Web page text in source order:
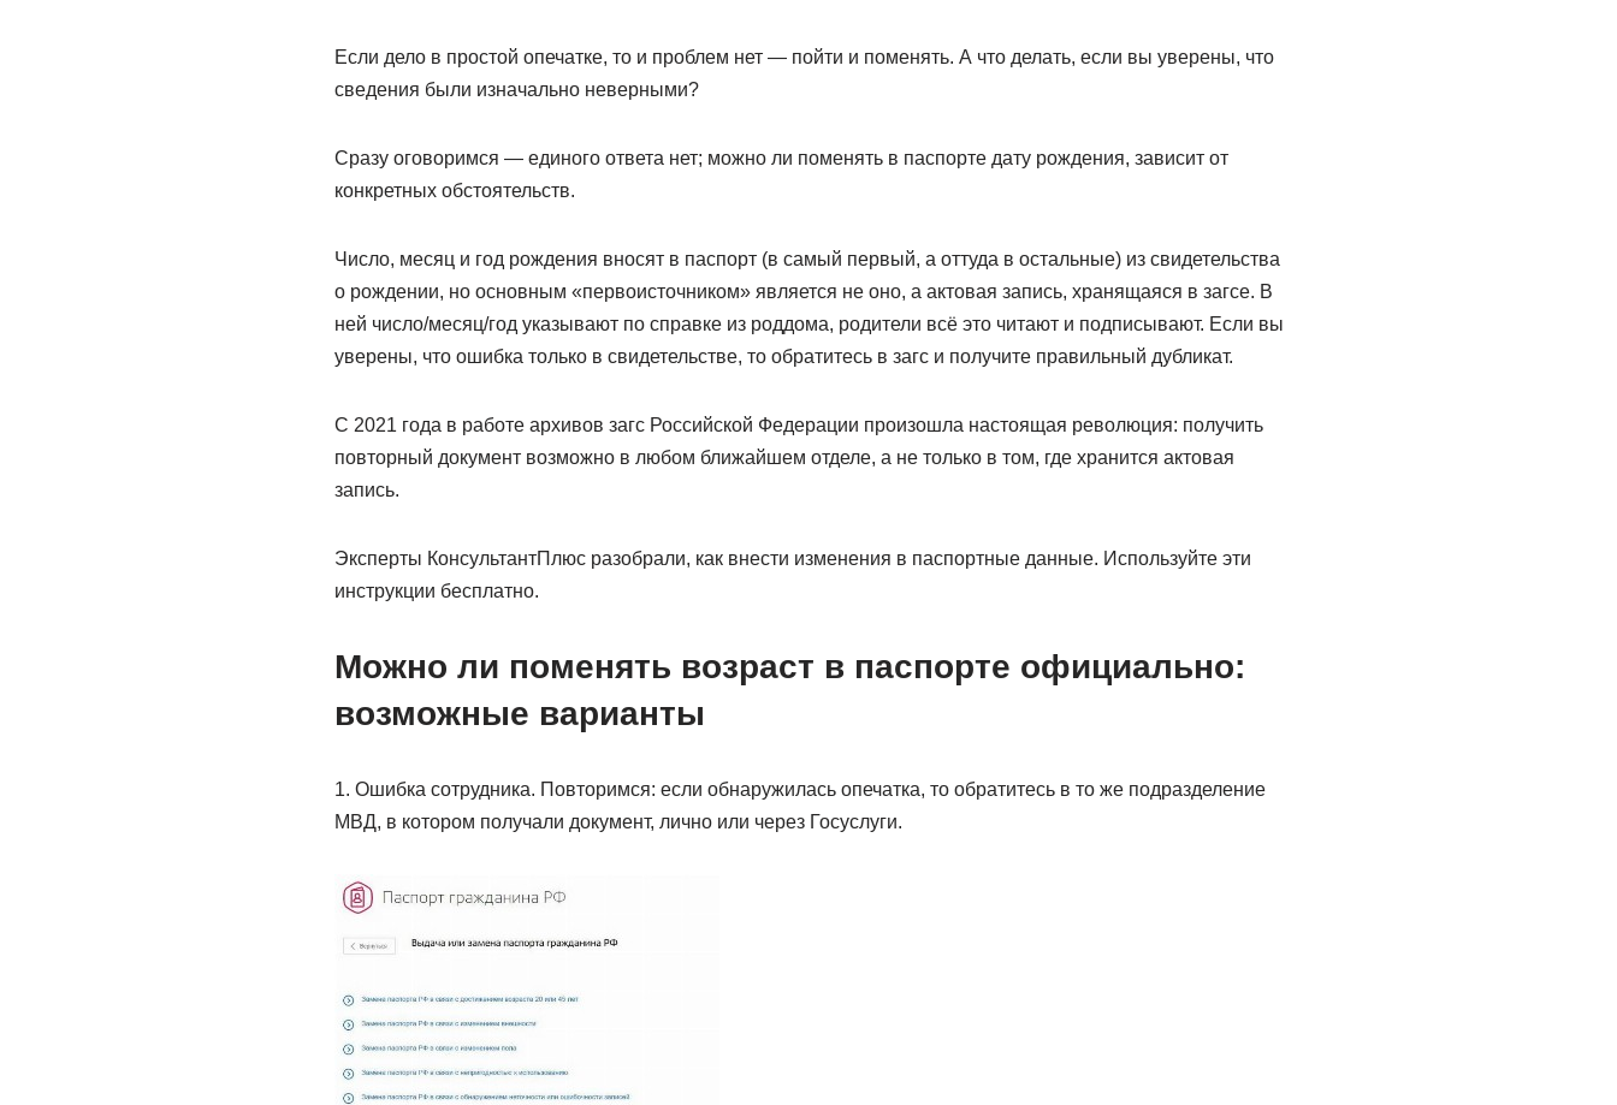
Если дело в простой опечатке, то и проблем нет — пойти и поменять. А что делать, если вы уверены, что
сведения были изначально неверными?
Сразу оговоримся — единого ответа нет; можно ли поменять в паспорте дату рождения, зависит от
конкретных обстоятельств.
Число, месяц и год рождения вносят в паспорт (в самый первый, а оттуда в остальные) из свидетельства
о рождении, но основным «первоисточником» является не оно, а актовая запись, хранящаяся в загсе. В
ней число/месяц/год указывают по справке из роддома, родители всё это читают и подписывают. Если вы
уверены, что ошибка только в свидетельстве, то обратитесь в загс и получите правильный дубликат.
С 2021 года в работе архивов загс Российской Федерации произошла настоящая революция: получить
повторный документ возможно в любом ближайшем отделе, а не только в том, где хранится актовая
запись.
Эксперты КонсультантПлюс разобрали, как внести изменения в паспортные данные. Используйте эти
инструкции бесплатно.
Можно ли поменять возраст в паспорте официально:
возможные варианты
1. Ошибка сотрудника. Повторимся: если обнаружилась опечатка, то обратитесь в то же подразделение
МВД, в котором получали документ, лично или через Госуслуги.